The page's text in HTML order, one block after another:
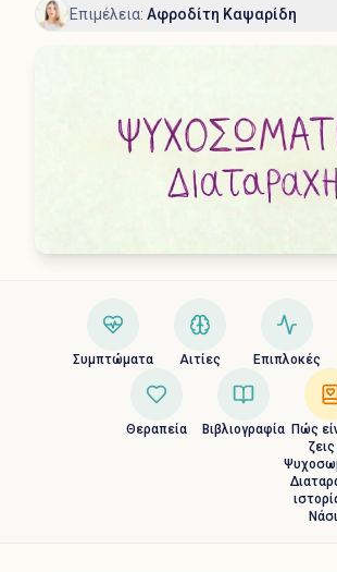
Επιμέλεια: Αφροδίτη Καψαρίδη
Συμπτώματα Αιτίες Επιπλοκές
Θεραπεία Βιβλιογραφία Πώς